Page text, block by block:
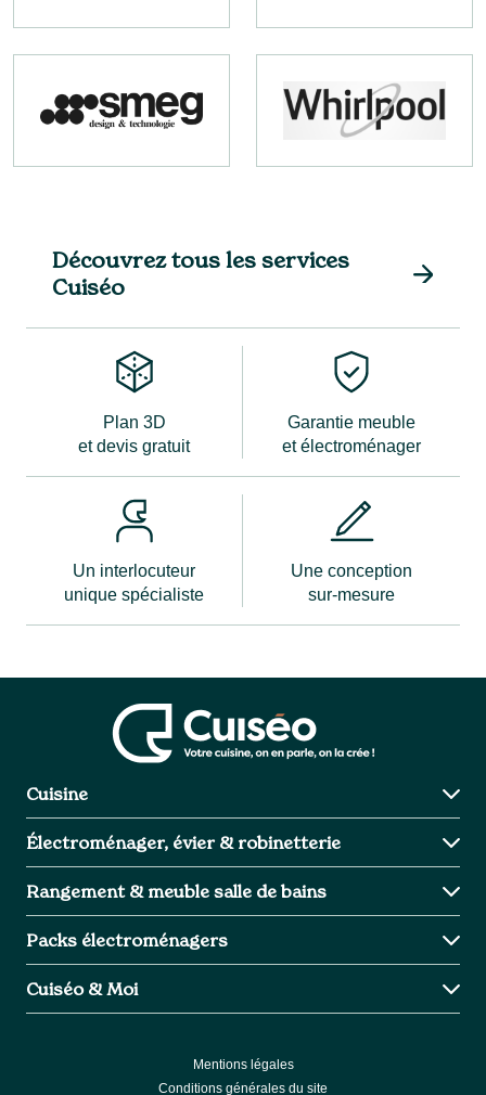
Découvrez tous les services
Cuiséo
Plan 3D
et devis gratuit
Garantie meuble
et électroménager
Un interlocuteur
unique spécialiste
Une conception
sur-mesure
Cuisine
Charme
Design
Intemporel
Électroménager, évier & robinetterie
Aspiration
Lavage intégrable
Packs électroménagers
Rangement & meuble salle de bains
Packs électroménagers
Inspiration
Cuiséo & Moi
Mentions légales
Conditions générales du site